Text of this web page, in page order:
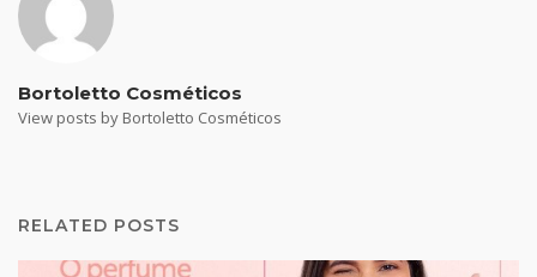
Bortoletto Cosméticos
View posts by Bortoletto Cosméticos
RELATED POSTS